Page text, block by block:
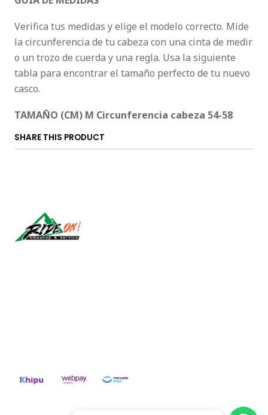
Verifica tus medidas y elige el modelo correcto. Mide
la circunferencia de tu cabeza con una cinta de medir
o un trozo de cuerda y una regla. Usa la siguiente
tabla para encontrar el tamaño perfecto de tu nuevo
casco.
TAMAÑO (CM) M Circunferencia cabeza 54-58
SHARE THIS PRODUCT